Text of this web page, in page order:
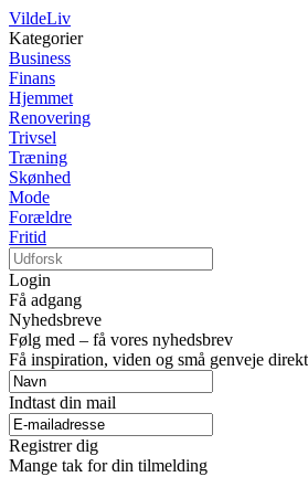
VildeLiv
Kategorier
Business
Finans
Hjemmet
Renovering
Trivsel
Træning
Skønhed
Mode
Forældre
Fritid
Login
Få adgang
Nyhedsbreve
Følg med – få vores nyhedsbrev
Få inspiration, viden og små genveje
Indtast din mail
Registrer dig
Mange tak for din tilmelding